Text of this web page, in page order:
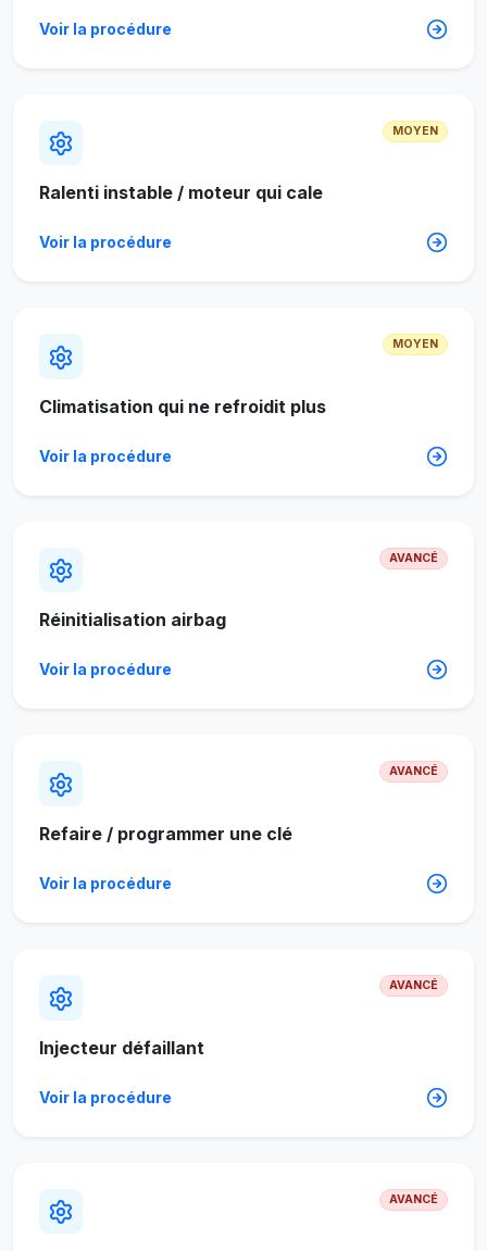
Voir la procédure
MOYEN
Ralenti instable / moteur qui cale
Voir la procédure
MOYEN
Climatisation qui ne refroidit plus
Voir la procédure
AVANCÉ
Réinitialisation airbag
Voir la procédure
AVANCÉ
Refaire / programmer une clé
Voir la procédure
AVANCÉ
Injecteur défaillant
Voir la procédure
AVANCÉ